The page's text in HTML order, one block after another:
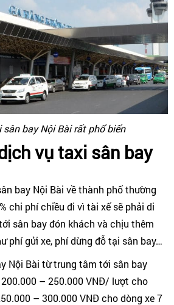
sân bay Nội Bài rất phổ biến
vụ taxi sân bay
bay Nội Bài về thành phố thường
chi phí chiều đi vì tài xế sẽ phải di
sân bay đón khách và chịu thêm
phí gửi xe, phí dừng đỗ tại sân bay…
Nội Bài từ trung tâm tới sân bay
– 250.000 VNĐ/ lượt cho
– 300.000 VNĐ cho dòng xe 7